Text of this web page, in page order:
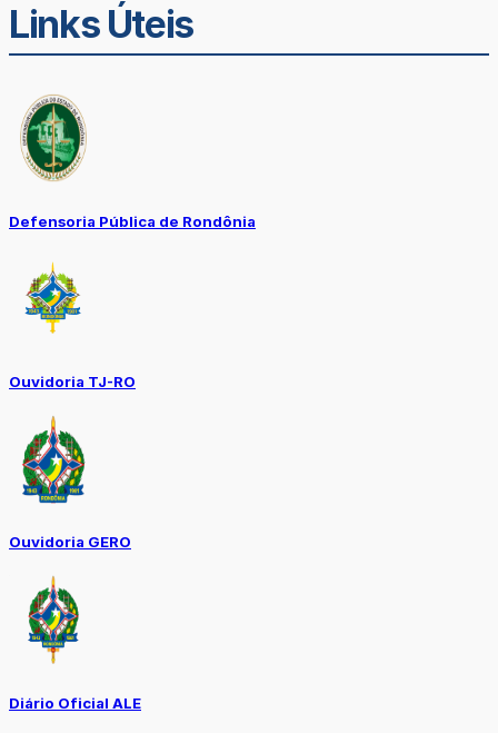
Links Úteis
Defensoria Pública de Rondônia
Ouvidoria TJ-RO
Ouvidoria GERO
Diário Oficial ALE